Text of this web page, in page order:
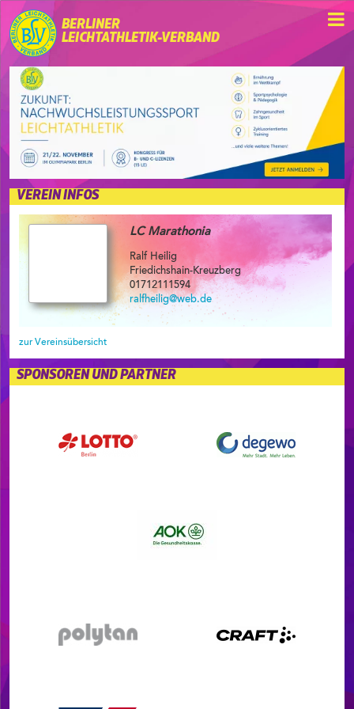
BERLINER
LEICHTATHLETIK-VERBAND
VEREIN INFOS
LC Marathonia
Ralf Heilig
Friedichshain-Kreuzberg
01712111594
ralfheilig@web.de
zur Vereinsübersicht
SPONSOREN UND PARTNER